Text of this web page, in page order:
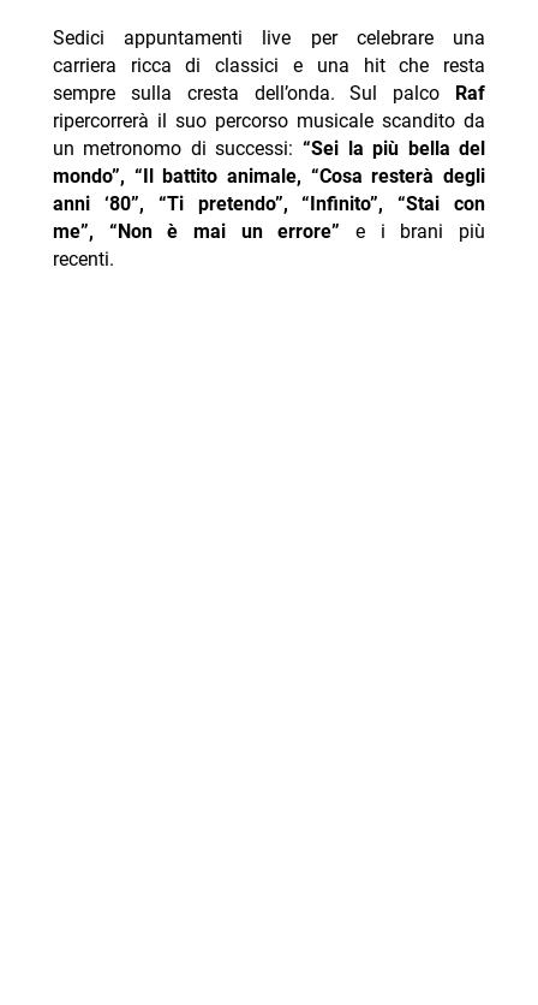
Sedici appuntamenti live per celebrare una
carriera ricca di classici e una hit che resta
sempre sulla cresta dell’onda. Sul palco
Raf
ripercorrerà il suo percorso musicale scandito da
un metronomo di successi: “Sei la più bella del
mondo”, “Il battito animale, “Cosa resterà degli
anni ‘80”, “Ti pretendo”, “Infinito”, “Stai con
me”, “Non è mai un errore” e i brani più
recenti.